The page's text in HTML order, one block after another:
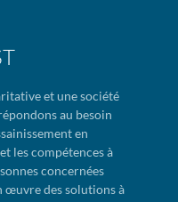
et une société
au besoin
en
les compétences à
concernées
œuvre des solutions à